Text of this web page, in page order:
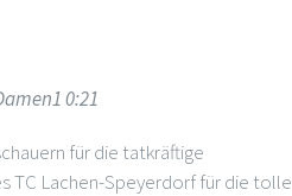
0:21
für die tatkräftige
TC Lachen-Speyerdorf für die tolle